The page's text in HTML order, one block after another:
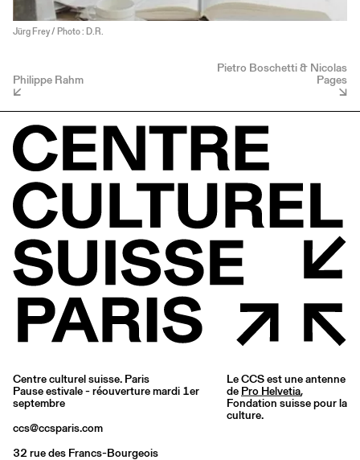
Jürg Frey / Photo : D.R.
Philippe Rahm
Pietro Boschetti & Nicolas
Pages
Centre culturel suisse. Paris
Pause estivale - réouverture mardi 1er
septembre
ccs@ccsparis.com
32 rue des Francs-Bourgeois
Le CCS est une antenne
de Pro Helvetia,
Fondation suisse pour la
culture.